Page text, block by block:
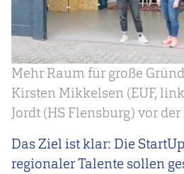
Mehr Raum für große
Kirsten Mikkelsen (EUF,
Jordt (HS Flensburg) vor
Das Ziel ist klar: Die
regionaler Talente sollen